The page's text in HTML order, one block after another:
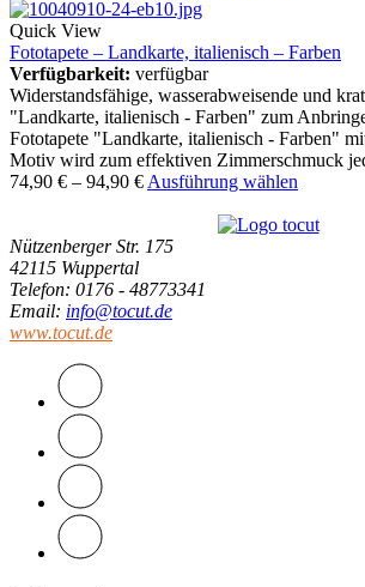
Quick View
Fototapete – Landkarte, italienisch – Farben
Verfügbarkeit: verfügbar
Widerstandsfähige, wasserabweisende und
"Landkarte, italienisch - Farben" zum
Fototapete "Landkarte, italienisch - Farben"
Motiv wird zum effektiven Zimmerschmuck
74,90 € – 94,90 € Ausführung wählen
Nützenberger Str. 175
42115 Wuppertal
Telefon: 0176 - 48773341
Email: info@tocut.de
www.tocut.de